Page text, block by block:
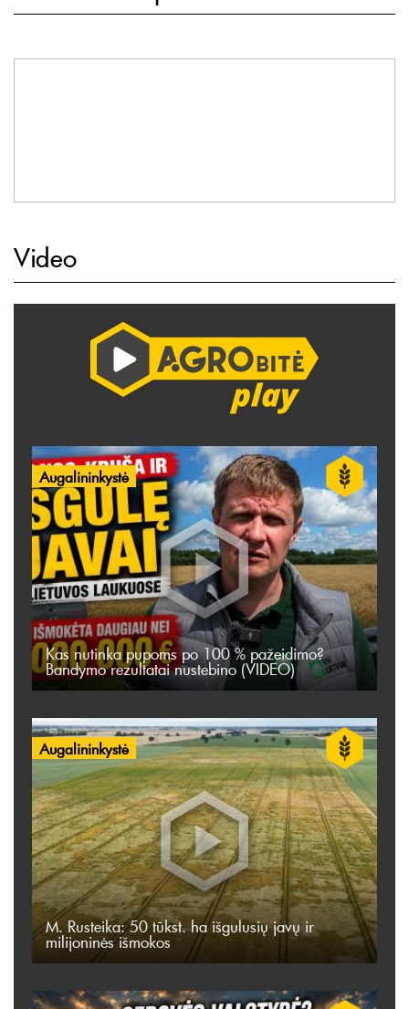
Video
Augalininkystė
Kas nutinka pupoms po 100 % pažeidimo?
Bandymo rezultatai nustebino (VIDEO)
Augalininkystė
M. Rusteika: 50 tūkst. ha išgulusių javų ir
milijoninės išmokos